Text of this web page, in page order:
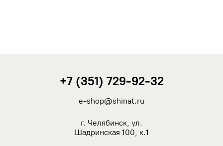
+7 (351) 729-92-32
e-shop@shinat.ru
г. Челябинск, ул.
Шадринская 100, к.1